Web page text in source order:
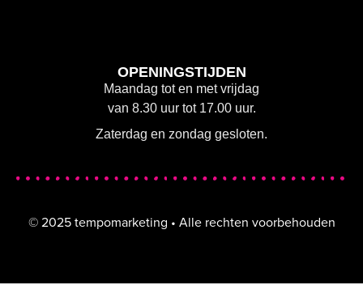
OPENINGSTIJDEN
Maandag tot en met vrijdag
van 8.30 uur tot 17.00 uur.
Zaterdag en zondag gesloten.
© 2025 tempomarketing • Alle rechten voorbehouden